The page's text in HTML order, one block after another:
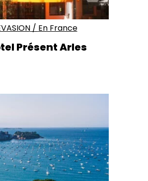
/ En France
Présent Arles